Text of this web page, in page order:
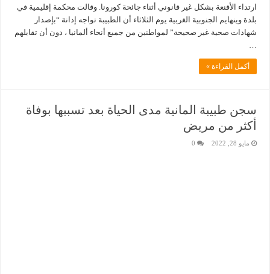
ارتداء الأقنعة بشكل غير قانوني أثناء جائحة كورونا. وقالت محكمة إقليمية في
بلدة وينهايم الجنوبية الغربية يوم الثلاثاء أن الطبيبة تواجه إدانة “بإصدار
شهادات صحية غير صحيحة” لمواطنين من جميع أنحاء ألمانيا ، دون أن تقابلهم
أكمل القراءة »
سجن طبيبة المانية مدى الحياة بعد تسببها بوفاة
أكثر من مريض
مايو 28, 2022 0